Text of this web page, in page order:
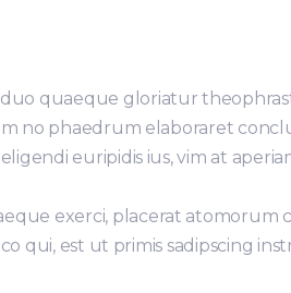
quaeque gloriatur
no phaedrum elaboraret
euripidis ius, vim at
exerci, placerat
qui, est ut primis sadipscing